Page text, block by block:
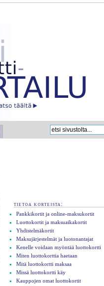
tietoa korteista:
Pankkikortit ja online-maksukortit
Luottokortit ja maksuaikakortit
Yhdistelmäkortit
Maksujärjestelmät ja luotonantajat
Kenelle voidaan myöntää luottokortti
Miten luottokorttia haetaan
Mitä luottokortti maksaa
Missä luottokortti käy
Kauppojen omat luottokortit